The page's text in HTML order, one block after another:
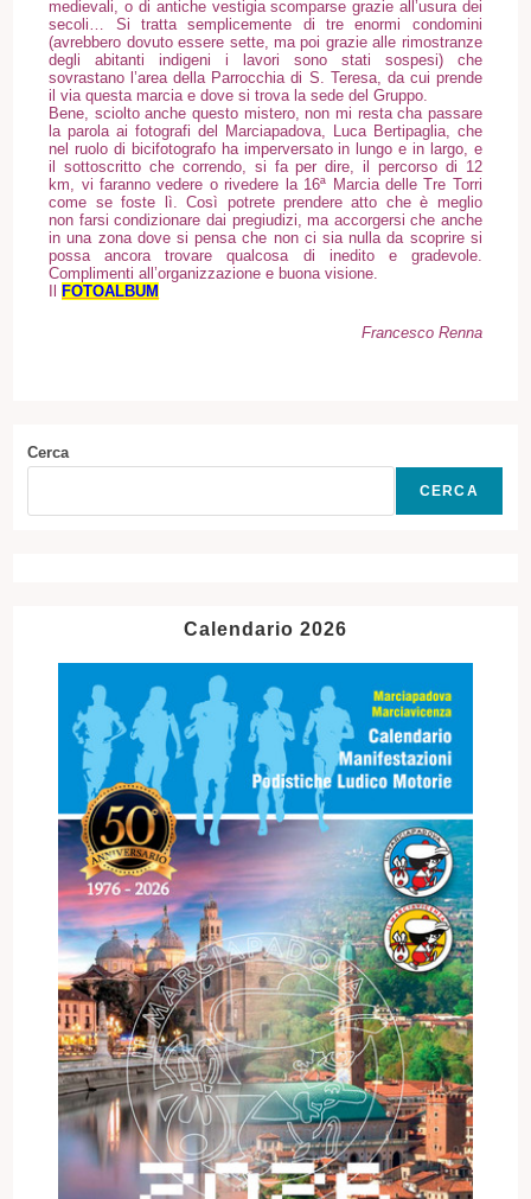
medievali, o di antiche vestigia scomparse grazie all’usura dei
secoli… Si tratta semplicemente di tre enormi condomini
(avrebbero dovuto essere sette, ma poi grazie alle rimostranze
degli abitanti indigeni i lavori sono stati sospesi) che
sovrastano l’area della Parrocchia di S. Teresa, da cui prende
il via questa marcia e dove si trova la sede del Gruppo.
Bene, sciolto anche questo mistero, non mi resta cha passare
la parola ai fotografi del Marciapadova, Luca Bertipaglia, che
nel ruolo di bicifotografo ha imperversato in lungo e in largo, e
il sottoscritto che correndo, si fa per dire, il percorso di 12
km, vi faranno vedere o rivedere la 16ª Marcia delle Tre Torri
come se foste lì. Così potrete prendere atto che è meglio
non farsi condizionare dai pregiudizi, ma accorgersi che anche
in una zona dove si pensa che non ci sia nulla da scoprire si
possa ancora trovare qualcosa di inedito e gradevole.
Complimenti all’organizzazione e buona visione.
IlFOTOALBUM
Francesco Renna
Cerca
CERCA
Calendario 2026